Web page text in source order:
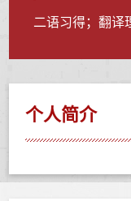
二语习得；翻译
个人简介